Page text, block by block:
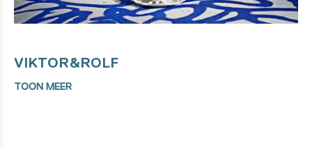
VIKTOR&ROLF
TOON MEER